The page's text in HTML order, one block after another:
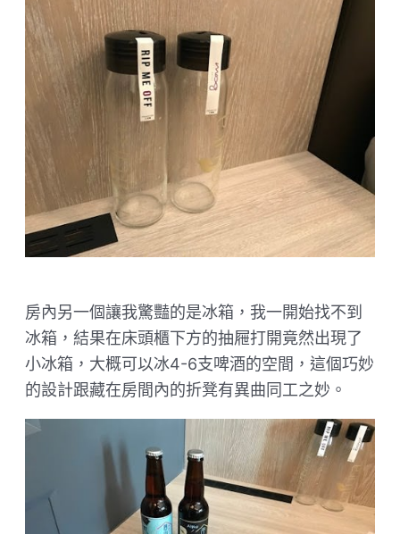
房內另一個讓我驚豔的是冰箱，我一開始找不到
冰箱，結果在床頭櫃下方的抽屜打開竟然出現了
小冰箱，大概可以冰4-6支啤酒的空間，這個巧妙
的設計跟藏在房間內的折凳有異曲同工之妙。